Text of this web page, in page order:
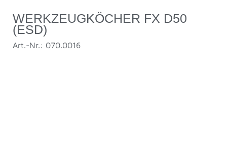
WERKZEUGKÖCHER FX D50
(ESD)
Art.-Nr.: 070.0016